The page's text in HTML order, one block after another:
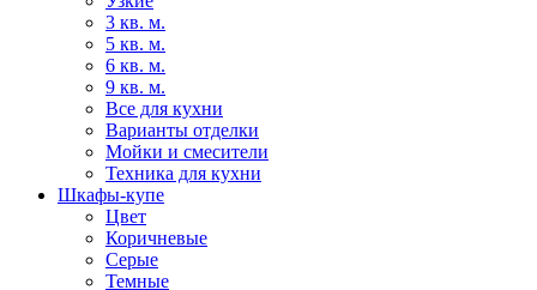
3 кв. м.
5 кв. м.
6 кв. м.
9 кв. м.
Все для кухни
Варианты отделки
Мойки и смесители
Техника для кухни
Шкафы-купе
Цвет
Коричневые
Серые
Темные